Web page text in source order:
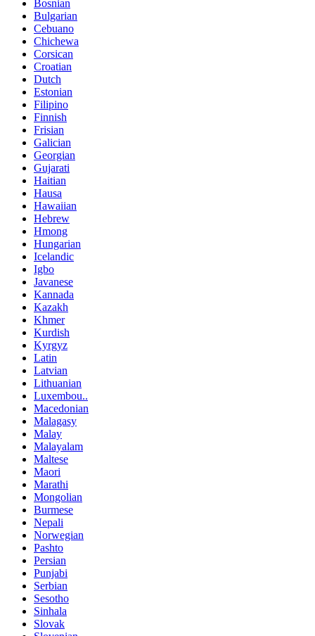
Bosnian
Bulgarian
Cebuano
Chichewa
Corsican
Croatian
Dutch
Estonian
Filipino
Finnish
Frisian
Galician
Georgian
Gujarati
Haitian
Hausa
Hawaiian
Hebrew
Hmong
Hungarian
Icelandic
Igbo
Javanese
Kannada
Kazakh
Khmer
Kurdish
Kyrgyz
Latin
Latvian
Lithuanian
Luxembou..
Macedonian
Malagasy
Malay
Malayalam
Maltese
Maori
Marathi
Mongolian
Burmese
Nepali
Norwegian
Pashto
Persian
Punjabi
Serbian
Sesotho
Sinhala
Slovak